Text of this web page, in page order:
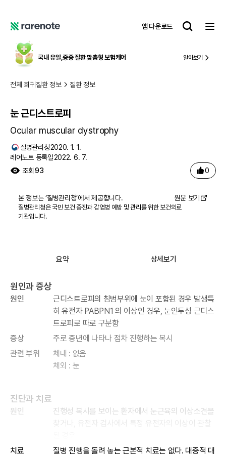
어
노
트
앱 다운로드
레
노
트
국내 유일,중증 질환 맞춤형 보험케어 알아보기
전체 희귀질환 정보 질환 정보
눈 근디스트로피
Ocular muscular dystrophy
질병관리청2020. 1. 1.
레어노트 등록일2022. 6. 7.
조회 93 0
본 정보는 ‘질병관리청’에서 제공합니다. 원문 보기
질병관리청은 국민 보건 증진과 감염병 예방 및 관리를 위한 보건의료
기관입니다.
요약 상세보기
원인과 증상
원인
근디스트로피의 침범부위에 눈이 포함된 경우 발생특
히 유전자 PABPN1 의 이상인 경우, 눈인두성 근디스
트로피로 따로 구분함
증상
주로 중년에 나타나 점차 진행하는 복시
관련 부위
체내 : 없음
체외 : 눈
진단과 치료
원인
진행성 복시를 보이는 환자에서 눈근육의 이상소견을
찾거나, 유전자 검사에서 특정 유전자의 이상이 관찰
치료
질병 진행을 돌려 놓는 근본적 치료는 없다. 대증적 대